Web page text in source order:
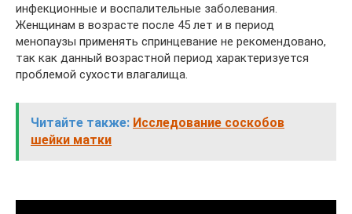
инфекционные и воспалительные заболевания.
Женщинам в возрасте после 45 лет и в период
менопаузы применять спринцевание не рекомендовано,
так как данный возрастной период характеризуется
проблемой сухости влагалища.
Читайте также: Исследование соскобов
шейки матки